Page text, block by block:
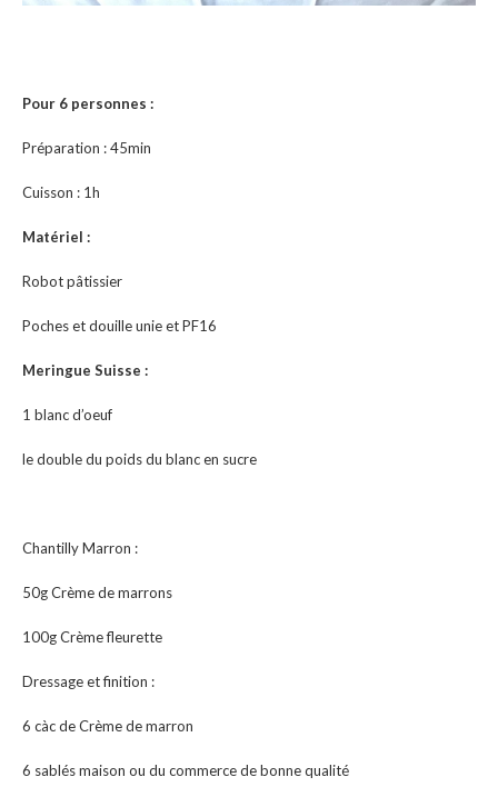
Pour 6 personnes :
Préparation : 45min
Cuisson : 1h
Matériel :
Robot pâtissier
Poches et douille unie et PF16
Meringue Suisse :
1 blanc d’oeuf
le double du poids du blanc en sucre
Chantilly Marron :
50g Crème de marrons
100g Crème fleurette
Dressage et finition :
6 càc de Crème de marron
6 sablés maison ou du commerce de bonne qualité